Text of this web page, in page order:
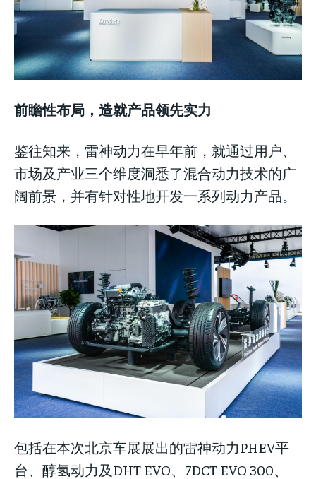
前瞻性布局，造就产品领先实力
鉴往知来，雷神动力在早年前，就通过用户、
市场及产业三个维度洞悉了混合动力技术的广
阔前景，并有针对性地开发一系列动力产品。
包括在本次北京车展展出的雷神动力PHEV平
台、醇氢动力及DHT EVO、7DCT EVO 300、